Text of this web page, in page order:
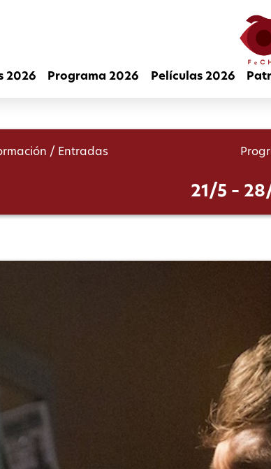
2026 Programa 2026 Películas 2026
/ Entradas
21/5 –